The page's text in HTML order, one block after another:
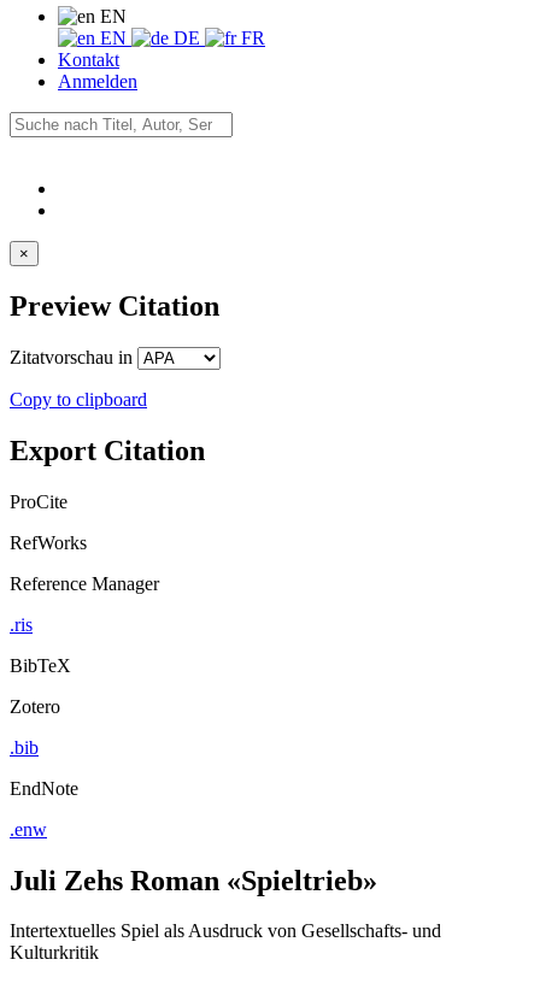
EN
EN
DE
FR
Kontakt
Anmelden
×
Preview Citation
Zitatvorschau in
Copy to clipboard
Export Citation
ProCite
RefWorks
Reference Manager
.ris
BibTeX
Zotero
.bib
EndNote
.enw
Juli Zehs Roman «Spieltrieb»
Intertextuelles Spiel als Ausdruck von Gesellschafts- und
Kulturkritik